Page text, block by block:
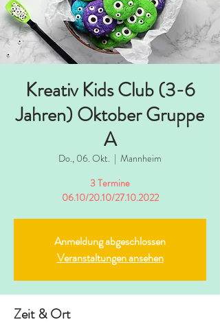
Kreativ Kids Club (3-6
Jahren) Oktober Gruppe
A
Do., 06. Okt.
  |
Mannheim
3 Termine
06.10/20.10/27.10.2022
Anmeldung abgeschlossen
Veranstaltungen ansehen
Zeit & Ort